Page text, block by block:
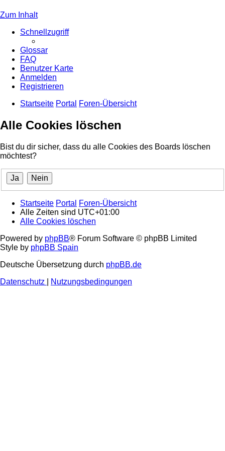
Zum Inhalt
Schnellzugriff
Glossar
FAQ
Benutzer Karte
Anmelden
Registrieren
Startseite Portal Foren-Übersicht
Alle Cookies löschen
Bist du dir sicher, dass du alle Cookies des Boards löschen
möchtest?
Startseite Portal
Foren-Übersicht
Alle Zeiten sind UTC+01:00
Alle Cookies löschen
Powered by phpBB® Forum Software © phpBB Limited
Style by phpBB Spain
Deutsche Übersetzung durch phpBB.de
Datenschutz
Nutzungsbedingungen